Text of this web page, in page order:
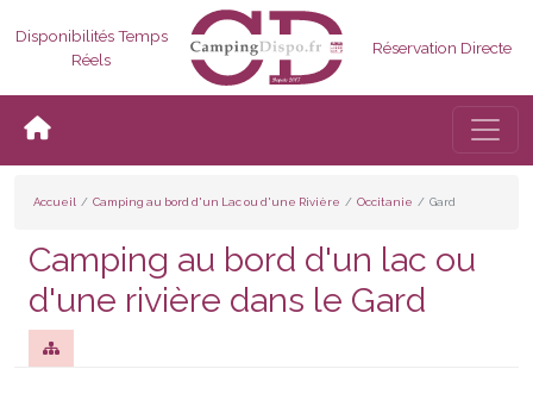
Disponibilités Temps
Réels
Réservation Directe
Accueil Camping au bord d'un Lac ou d'une Rivière Occitanie Gard
Camping au bord d'un lac ou
d'une rivière dans le Gard